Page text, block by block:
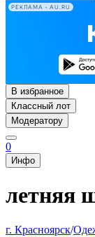
РЕКЛАМА • AU.RU
В избранное
Классный лот
Модератору
0
Инфо
летняя
г. Красноярск/